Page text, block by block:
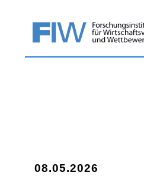
08.05.2026